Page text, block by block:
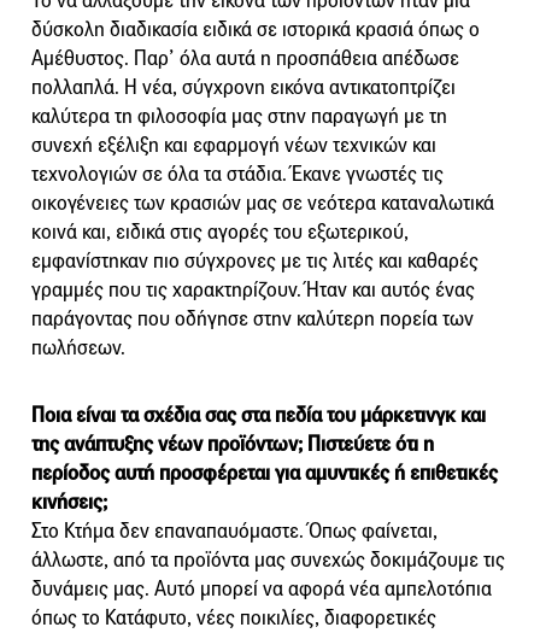
δύσκολη διαδικασία ειδικά σε ιστορικά κρασιά όπως ο
Αμέθυστος. Παρ’ όλα αυτά η προσπάθεια απέδωσε
πολλαπλά. Η νέα, σύγχρονη εικόνα αντικατοπτρίζει
καλύτερα τη φιλοσοφία μας στην παραγωγή με τη
συνεχή εξέλιξη και εφαρμογή νέων τεχνικών και
τεχνολογιών σε όλα τα στάδια. Έκανε γνωστές τις
οικογένειες των κρασιών μας σε νεότερα καταναλωτικά
κοινά και, ειδικά στις αγορές του εξωτερικού,
εμφανίστηκαν πιο σύγχρονες με τις λιτές και καθαρές
γραμμές που τις χαρακτηρίζουν. Ήταν και αυτός ένας
παράγοντας που οδήγησε στην καλύτερη πορεία των
πωλήσεων.
Ποια είναι τα σχέδια σας στα πεδία του μάρκετινγκ και
της ανάπτυξης νέων προϊόντων; Πιστεύετε ότι η
περίοδος αυτή προσφέρεται για αμυντικές ή επιθετικές
κινήσεις;
Στο Κτήμα δεν επαναπαυόμαστε. Όπως φαίνεται,
άλλωστε, από τα προϊόντα μας συνεχώς δοκιμάζουμε τις
δυνάμεις μας. Αυτό μπορεί να αφορά νέα αμπελοτόπια
όπως το Κατάφυτο, νέες ποικιλίες, διαφορετικές